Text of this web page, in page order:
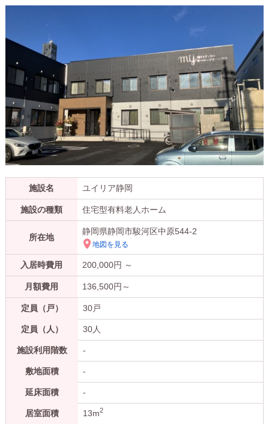
施設名 ユイリア静岡
施設の種類 住宅型有料老人ホーム
所在地
静岡県静岡市駿河区中原544-2
地図を見る
入居時費用 200,000円 ～
月額費用 136,500円～
定員（戸） 30戸
定員（人） 30人
施設利用階数 -
敷地面積 -
延床面積 -
居室面積 13m2